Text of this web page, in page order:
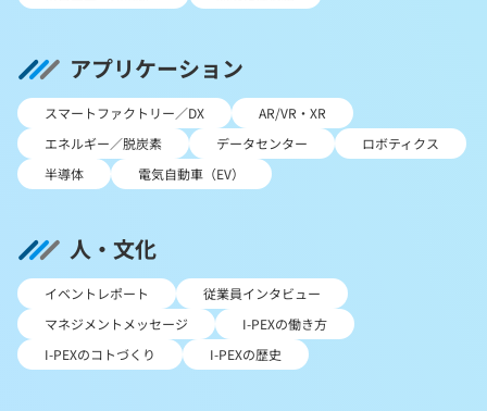
アプリケーション
スマートファクトリー／DX
AR/VR・XR
エネルギー／脱炭素
データセンター
ロボティクス
半導体
電気自動車（EV）
人・文化
イベントレポート
従業員インタビュー
マネジメントメッセージ
I-PEXの働き方
I-PEXのコトづくり
I-PEXの歴史